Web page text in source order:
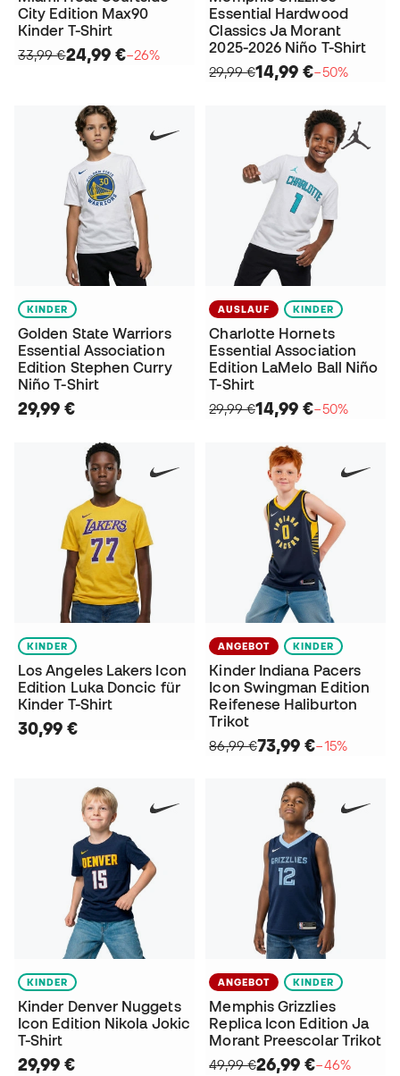
City Edition Max90
Kinder T-Shirt
33,99 €24,99 €−26%
Essential Hardwood
Classics Ja Morant
2025-2026 Niño T-Shirt
29,99 €14,99 €−50%
KINDER
Golden State Warriors
Essential Association
Edition Stephen Curry
Niño T-Shirt
29,99 €
AUSLAUF KINDER
Charlotte Hornets
Essential Association
Edition LaMelo Ball Niño
T-Shirt
29,99 €14,99 €−50%
KINDER
Los Angeles Lakers Icon
Edition Luka Doncic für
Kinder T-Shirt
30,99 €
ANGEBOT KINDER
Kinder Indiana Pacers
Icon Swingman Edition
Reifenese Haliburton
Trikot
86,99 €73,99 €−15%
KINDER
Kinder Denver Nuggets
Icon Edition Nikola Jokic
T-Shirt
29,99 €
ANGEBOT KINDER
Memphis Grizzlies
Replica Icon Edition Ja
Morant Preescolar Trikot
49,99 €26,99 €−46%